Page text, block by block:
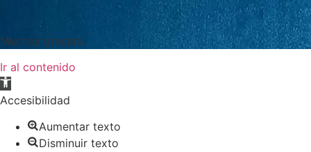
Muchas gracias.
Ir al contenido
Abrir
barra
herramientas
Accesibilidad
Aumentar texto
Disminuir texto